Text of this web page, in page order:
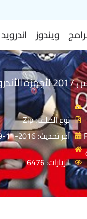
برامج ويندوز اندرويد
نوع الملف: Zip
آخر تحديث: 2016-11-09
الزيارات: 6476